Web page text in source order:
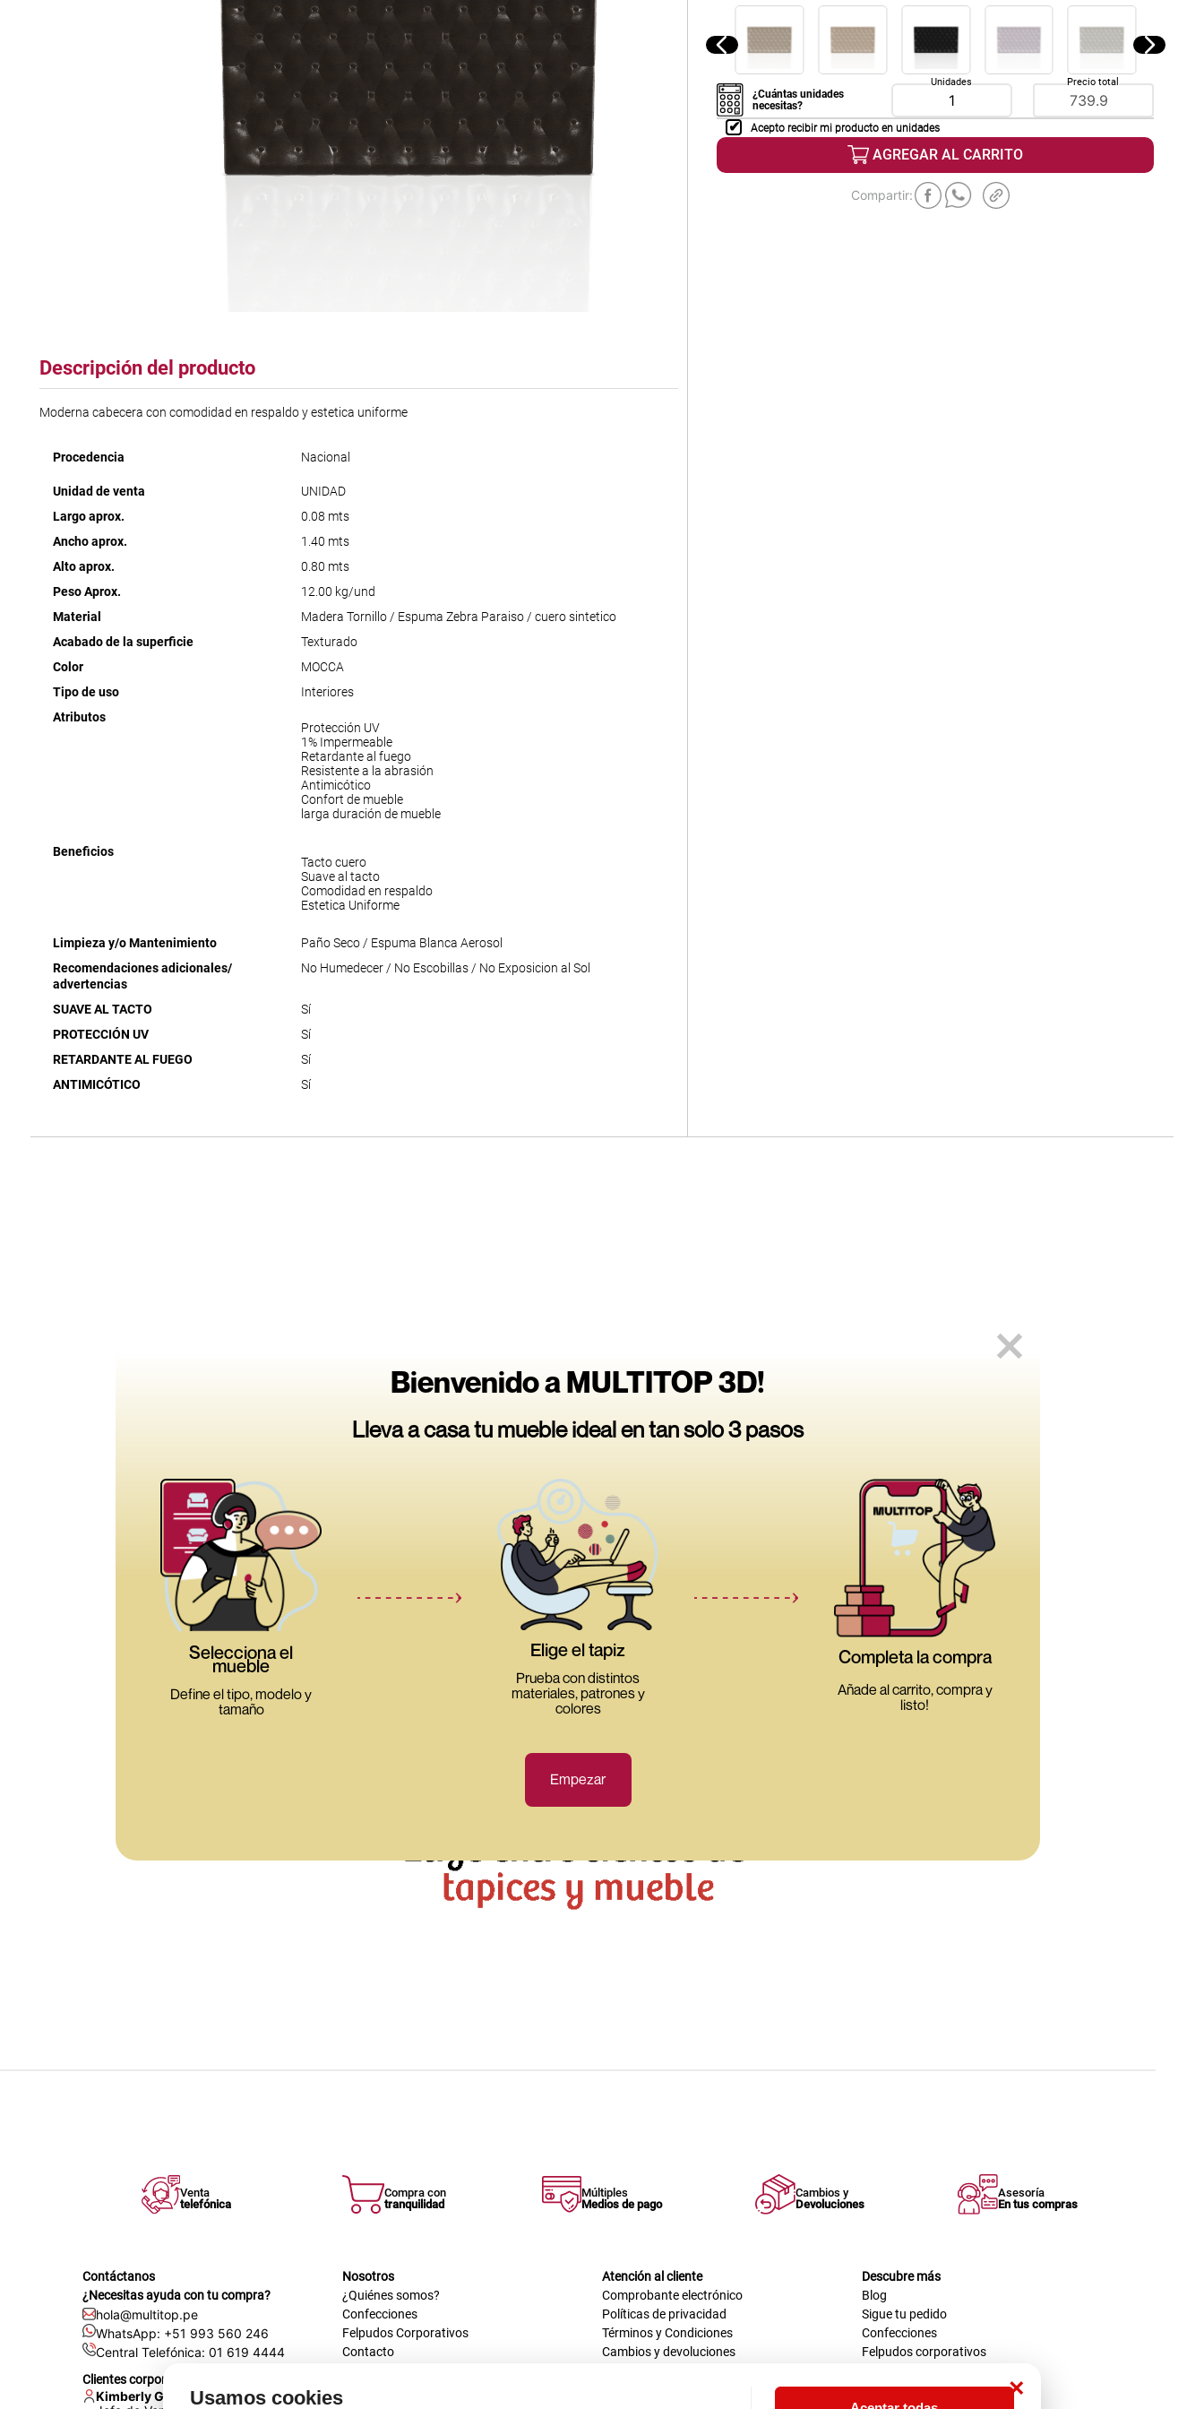
×
Usamos cookies
Descripción del producto
Moderna cabecera con comodidad en respaldo y estetica uniforme
Procedencia Nacional
Unidad de venta
UNIDAD
Largo aprox.
0.08 mts
Ancho aprox.
1.40 mts
Alto aprox.
0.80 mts
Peso Aprox.
12.00 kg/und
Material
Madera Tornillo / Espuma Zebra Paraiso / cuero sintetico
Acabado de la superficie
Texturado
Color
MOCCA
Tipo de uso
Interiores
Atributos
Protección UV
1% Impermeable
Retardante al fuego
Resistente a la abrasión
Antimicótico
Confort de mueble
larga duración de mueble
Beneficios
Tacto cuero
Suave al tacto
Comodidad en respaldo
Estetica Uniforme
Limpieza y/o Mantenimiento
Paño Seco / Espuma Blanca Aerosol
Recomendaciones adicionales/
advertencias
No Humedecer / No Escobillas / No Exposicion al Sol
SUAVE AL TACTO
Sí
PROTECCIÓN UV
Sí
RETARDANTE AL FUEGO
Sí
ANTIMICÓTICO
Sí
¿Cuántas unidades
necesitas?
Unidades Precio total
Acepto recibir mi producto en unidades
AGREGAR AL CARRITO
Venta
telefónica
Compra con
tranquilidad
Múltiples
Medios de pago
Cambios y
Devoluciones
Asesoría
En tus compras
Contáctanos
¿Necesitas ayuda con tu compra?
hola@multitop.pe
WhatsApp: +51 993 560 246
Central Telefónica: 01 619 4444
Clientes corporativos
Kimberly Garcia
Nosotros
¿Quiénes somos?
Confecciones
Felpudos Corporativos
Contacto
Atención al cliente
Comprobante electrónico
Políticas de privacidad
Términos y Condiciones
Cambios y devoluciones
Descubre más
Blog
Sigue tu pedido
Confecciones
Felpudos corporativos
plastico